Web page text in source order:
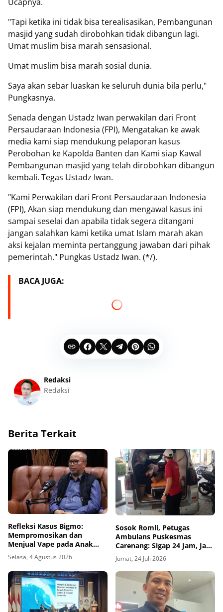
‎"Tapi ketika ini tidak bisa terealisasikan, Pembangunan
masjid yang sudah dirobohkan tidak dibangun lagi.
Umat muslim bisa marah sensasional.
‎Umat muslim bisa marah sosial dunia.
‎Saya akan sebar luaskan ke seluruh dunia bila perlu,"
Pungkasnya.
Senada dengan Ustadz Iwan perwakilan dari Front
Persaudaraan Indonesia (FPI), Mengatakan ke awak
media kami siap mendukung pelaporan kasus
Perobohan ke Kapolda Banten dan Kami siap Kawal
Pembangunan masjid yang telah dirobohkan dibangun
kembali. Tegas Ustadz Iwan.
"Kami Perwakilan dari Front Persaudaraan Indonesia
(FPI), Akan siap mendukung dan mengawal kasus ini
sampai seselai dan apabila tidak segera ditangani
jangan salahkan kami ketika umat Islam marah akan
aksi kejalan meminta pertanggung jawaban dari pihak
pemerintah." Pungkas Ustadz Iwan. (*/).
BACA JUGA:
Redaksi
Redaksi
Berita Terkait
Refleksi Kasus Bigmo:
Mempromosikan dan
Menjual Vape pada Anak
adalah Kriminal
Selasa, 4 Agustus 2026
Sosok Romli, Petugas
Ambulans Puskesmas
Carenang: Sigap 24 Jam, Jadi
Penenang Keluarga Pasien
Jumat, 24 Juli 2026